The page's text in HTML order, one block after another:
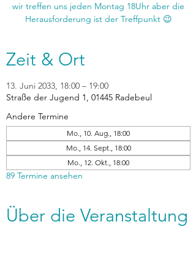
wir treffen uns jeden Montag 18Uhr aber die
Zeit & Ort
13. Juni 2033, 18:00 – 19:00
Straße der Jugend 1, 01445 Radebeul
Andere Termine
Mo., 10. Aug., 18:00
Mo., 14. Sept., 18:00
Mo., 12. Okt., 18:00
89 Termine ansehen
Über die Veranstaltung